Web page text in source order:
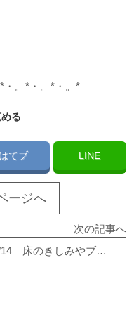
・。*・。*・。*
る
はてブ LINE
ージへ
次の記事へ
5/14 床のきしみやブカブカが気になるときには！